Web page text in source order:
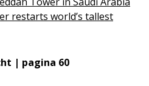
restarts world’s tallest
| pagina 60